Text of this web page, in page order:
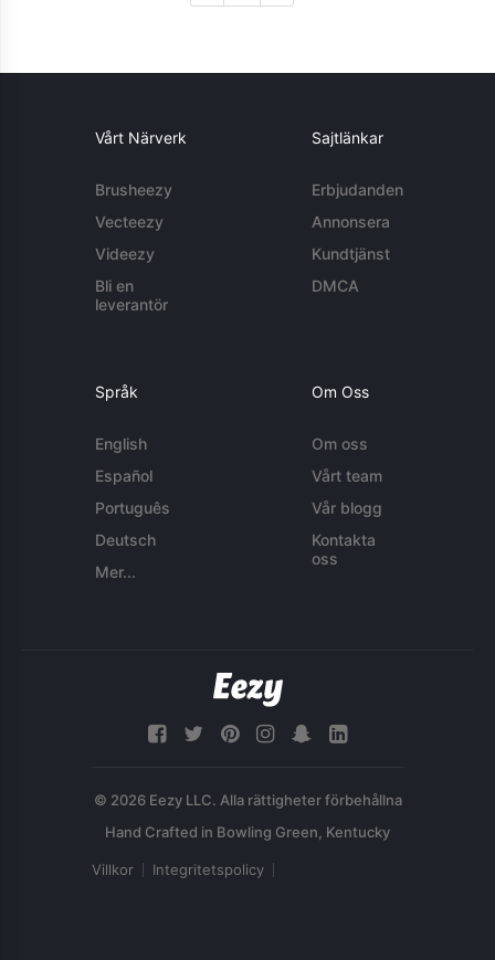
Vårt Närverk
Brusheezy
Vecteezy
Videezy
Bli en
leverantör
Sajtlänkar
Erbjudanden
Annonsera
Kundtjänst
DMCA
Språk
English
Español
Português
Deutsch
Mer...
Om Oss
Om oss
Vårt team
Vår blogg
Kontakta
oss
© 2026 Eezy LLC. Alla rättigheter förbehållna
Villkor Integritetspolicy